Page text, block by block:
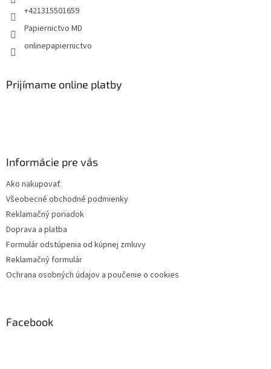
+421315501659
Papiernictvo MD
onlinepapiernictvo
Prijímame online platby
Informácie pre vás
Ako nakupovať
Všeobecné obchodné podmienky
Reklamačný poriadok
Doprava a platba
Formulár odstúpenia od kúpnej zmluvy
Reklamačný formulár
Ochrana osobných údajov a poučenie o cookies
Facebook